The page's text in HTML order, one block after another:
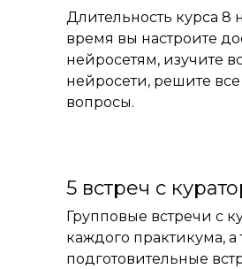
Длительность курса 8
время вы настроите
нейросетям, изучите
нейросети, решите
вопросы.
5 встреч с
Групповые встречи с
каждого практикума, а
подготовительные